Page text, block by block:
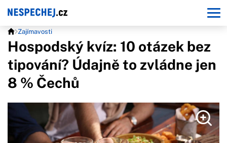
Zajímavosti
Hospodský kvíz: 10 otázek bez
tipování? Údajně to zvládne jen
8 % Čechů